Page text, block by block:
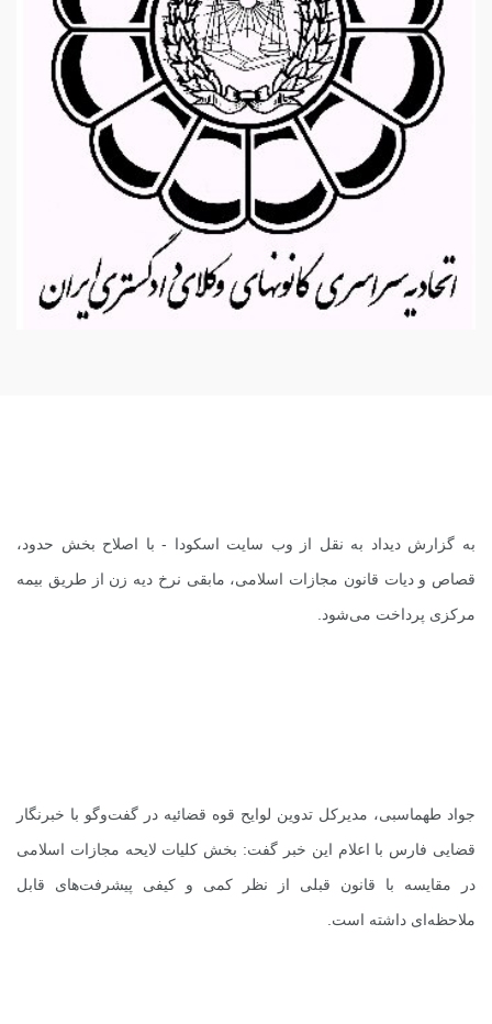
به گزارش دیداد به نقل از وب سایت اسکودا - با اصلاح بخش حدود،
قصاص و دیات قانون مجازات اسلامی، مابقی نرخ دیه زن از طریق بیمه
مرکزی پرداخت می‌شود.
جواد طهماسبی، مدیرکل تدوین لوایح قوه قضائیه در گفت‌وگو با خبرنگار
قضایی فارس با اعلام این خبر گفت: بخش کلیات لایحه مجازات اسلامی
در مقایسه با قانون قبلی از نظر کمی و کیفی پیشرفت‌های قابل
ملاحظه‌ای داشته است.